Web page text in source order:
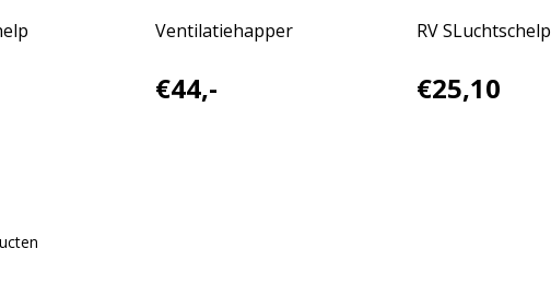
Ventilatiehapper
€44,-
RV SLuchtschelp
€25,10